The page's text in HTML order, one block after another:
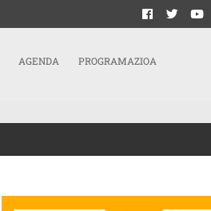
AGENDA PROGRAMAZIOA